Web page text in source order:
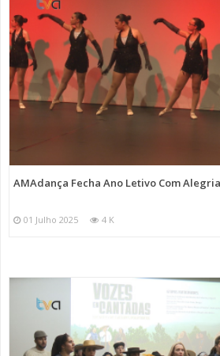
AMAdança Fecha Ano Letivo Com
01 Julho 2025 4 K